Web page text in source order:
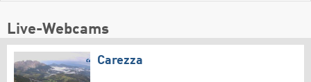
Live-Webcams
Carezza